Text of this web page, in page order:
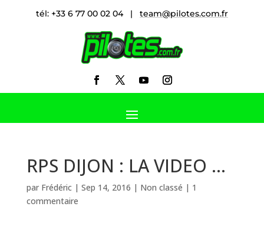
tél: +33 6 77 00 02 04 | team@pilotes.com.fr
RPS DIJON : LA VIDEO …
par Frédéric| Sep 14, 2016 | Non classé | 1
commentaire